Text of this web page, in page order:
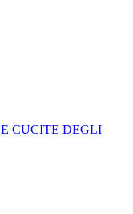
CUCITE DEGLI